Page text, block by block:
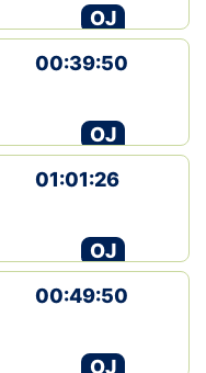
OJ
00:39:50
OJ
01:01:26
OJ
00:49:50
OJ